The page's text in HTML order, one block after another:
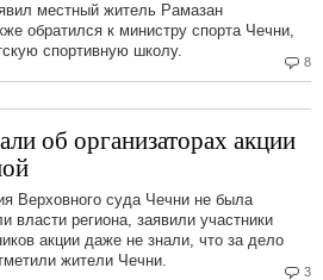
8
местный житель Рамазан
обратился к министру спорта Чечни,
спортивную школу.
3
об организаторах акции
Верховного суда Чечни не была
власти региона, заявили участники
акции даже не знали, что за дело
жители Чечни.